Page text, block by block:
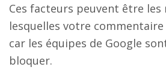
Ces facteurs peuvent être
lesquelles votre commentaire
car les équipes de Google
bloquer.